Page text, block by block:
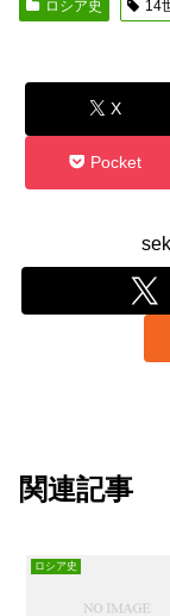
ロシア史 14
X
Pocket
関連記事
ロシア史